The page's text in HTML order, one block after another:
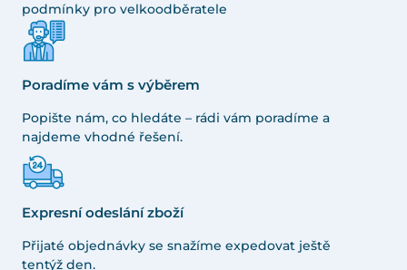
podmínky pro velkoodběratele
Poradíme vám s výběrem
Popište nám, co hledáte – rádi vám poradíme a
najdeme vhodné řešení.
Expresní odeslání zboží
Přijaté objednávky se snažíme expedovat ještě
tentýž den.